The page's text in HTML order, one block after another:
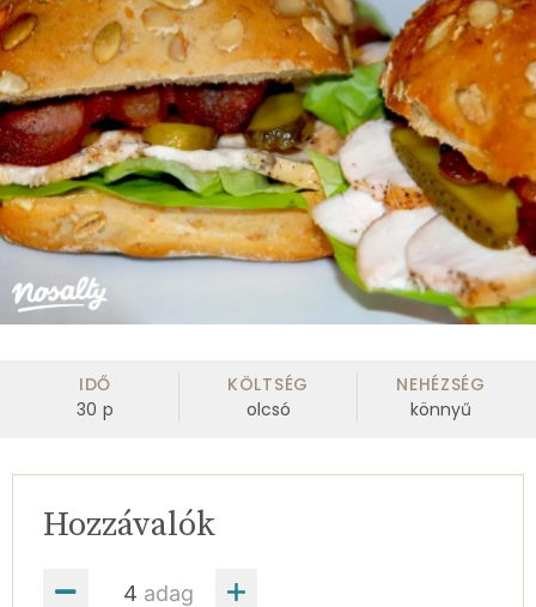
IDŐ
30 p
KÖLTSÉG
olcsó
NEHÉZSÉG
könnyű
adag
Hozzávalók